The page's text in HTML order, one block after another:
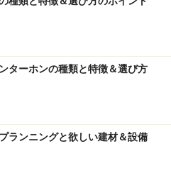
ドタイプ）の3つに分けるこ
ーを閉めたままでも通風や
や下部など一部分だけをス
もあり、換気とプライバシ
できます。ブラインドタイプ
とで風や光を取り込めるの
使用することが可能でしょ
ターホンの種類と特徴＆選び方
ランニングと欲しい建材＆設備